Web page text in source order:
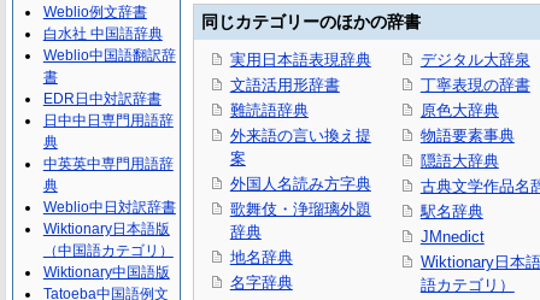
同じカテゴリーのほかの辞書
実用日本語表現辞典
文語活用形辞書
難読語辞典
外来語の言い換え提
案
外国人名読み方字典
歌舞伎・浄瑠璃外題
辞典
地名辞典
名字辞典
デジタル大辞泉
丁寧表現の辞書
原色大辞典
物語要素事典
隠語大辞典
古典文学作品名
駅名辞典
JMnedict
Wiktionary日本
語カテゴリ）
Weblio例文辞書
白水社 中国語辞典
Weblio中国語翻訳辞
書
EDR日中対訳辞書
日中中日専門用語辞
典
中英英中専門用語辞
典
Weblio中日対訳辞書
Wiktionary日本語版
（中国語カテゴリ）
Wiktionary中国語版
Tatoeba中国語例文